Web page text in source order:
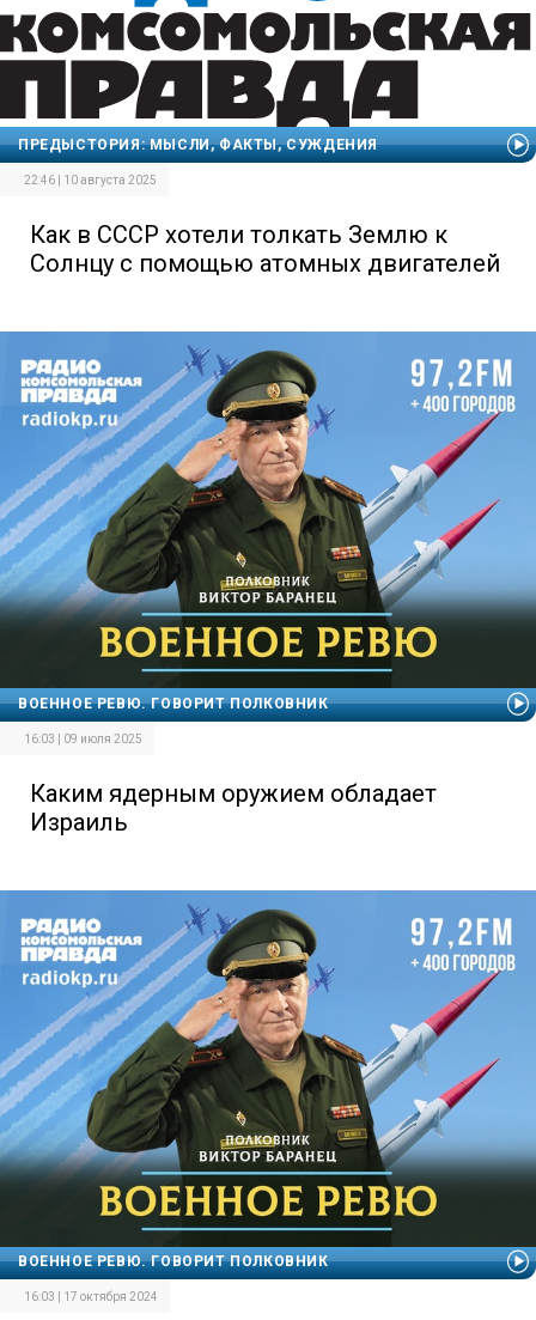
ПРЕДЫСТОРИЯ: МЫСЛИ, ФАКТЫ, СУЖДЕНИЯ
22:46 | 10 августа 2025
Как в СССР хотели толкать Землю к
Солнцу с помощью атомных двигателей
ВОЕННОЕ РЕВЮ. ГОВОРИТ ПОЛКОВНИК
16:03 | 09 июля 2025
Каким ядерным оружием обладает
Израиль
ВОЕННОЕ РЕВЮ. ГОВОРИТ ПОЛКОВНИК
16:03 | 17 октября 2024